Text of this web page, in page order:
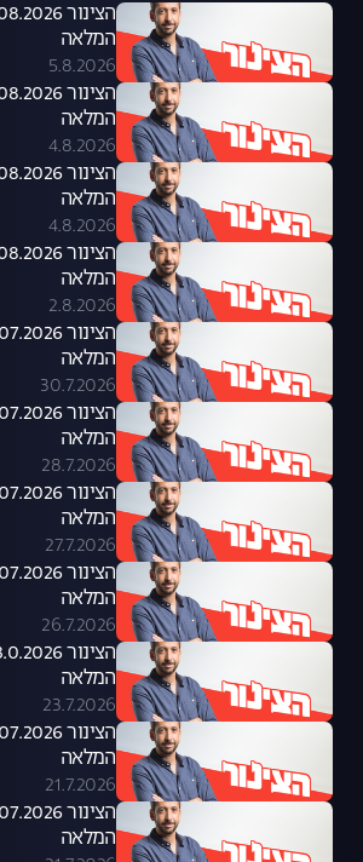
המלאה
5.8.2026
המלאה
4.8.2026
המלאה
4.8.2026
המלאה
2.8.2026
המלאה
30.7.2026
המלאה
28.7.2026
המלאה
27.7.2026
המלאה
26.7.2026
המלאה
23.7.2026
המלאה
21.7.2026
המלאה